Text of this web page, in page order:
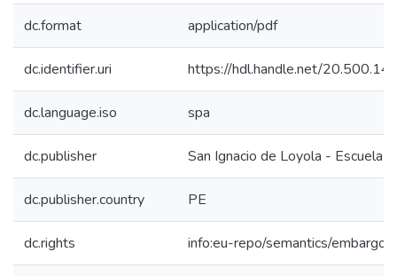
dc.format application/pdf
dc.identifier.uri https://hdl.handle.net/
dc.language.iso spa
dc.publisher San Ignacio de Loyola - Escuela
dc.publisher.country PE
dc.rights info:eu-repo/semantics/